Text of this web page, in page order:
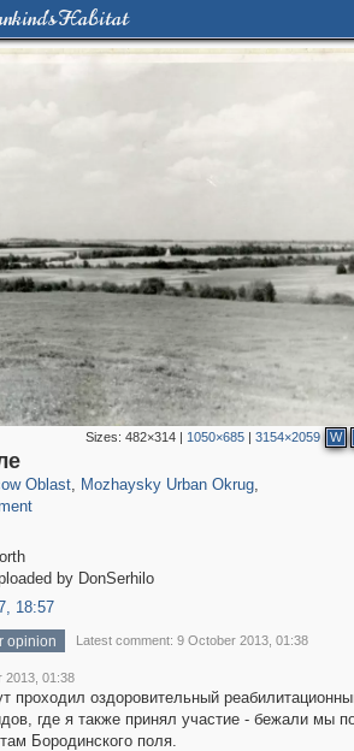
Habitat
Sizes: 482×314| 1050×685| 3154×2059 W
Oblast, Mozhaysky Urban Okrug,
by DonSerhilo
18:57
opinion Latest comment: 9 October 2013, 01:38
2013, 01:38
проходил оздоровительный
где я также принял участие - бежали мы
Бородинского поля.